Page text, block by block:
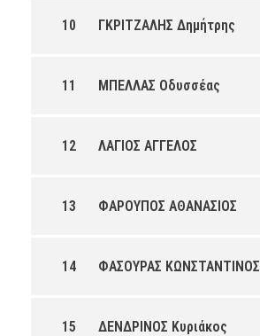
10 ΓΚΡΙΤΖΑΛΗΣ Δημήτρης
11 ΜΠΕΛΛΑΣ Οδυσσέας
12 ΛΑΓΙΟΣ ΑΓΓΕΛΟΣ
13 ΦΑΡΟΥΠΟΣ ΑΘΑΝΑΣΙΟΣ
14 ΦΑΣΟΥΡΑΣ ΚΩΝΣΤΑΝΤΙΝΟΣ
15 ΔΕΝΔΡΙΝΟΣ Κυριάκος